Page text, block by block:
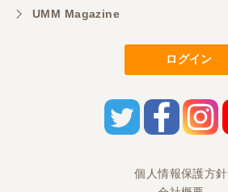
UMM Magazine
ログイン
個人情報保護方針